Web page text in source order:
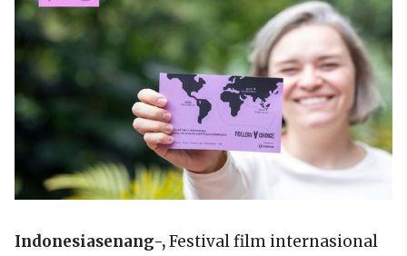
Indonesiasenang-,Festival film internasional